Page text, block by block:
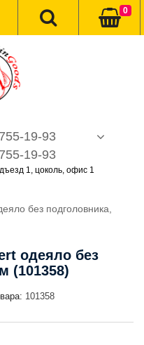
19-93
19-93
1, цоколь, офис 1
0
без подголовника,
одеяло без
(101358)
101358